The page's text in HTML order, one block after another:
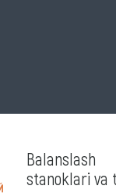
Balanslash
stanoklari va